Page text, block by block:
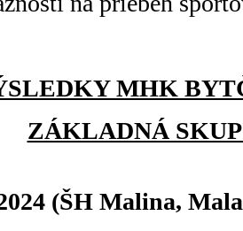
MHK
ZÁKLADNÁ
(ŠH Malina,